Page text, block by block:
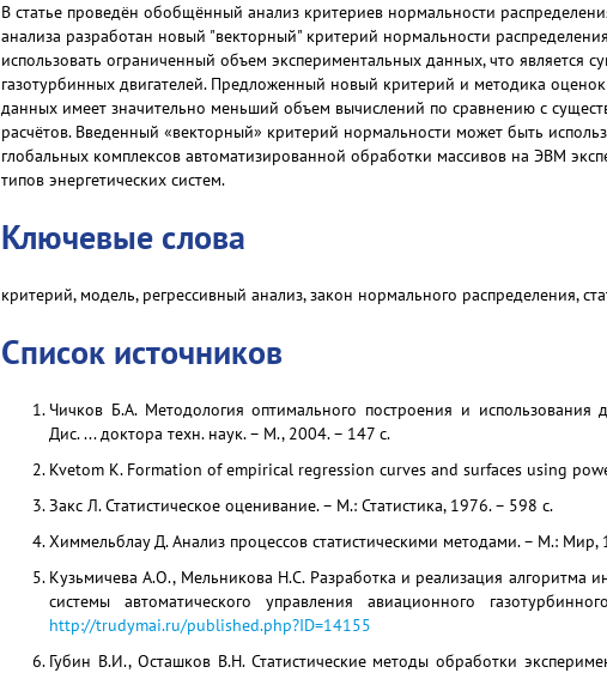
В статье проведён обобщённый анализ критериев нормальности
анализа разработан новый "векторный" критерий нормальности
использовать ограниченный объем экспериментальных данных, что
газотурбинных двигателей. Предложенный новый критерий и методика
данных имеет значительно меньший объем вычислений по сравнению с
расчётов. Введенный «векторный» критерий нормальности может быть
глобальных комплексов автоматизированной обработки массивов на ЭВМ
типов энергетических систем.
Ключевые слова
критерий, модель, регрессивный анализ, закон нормального распределения,
Список источников
Чичков Б.А. Методология оптимального построения и использования
Дис. ... доктора техн. наук. – М., 2004. – 147 c.
Kvetom K. Formation of empirical regression curves and surfaces using
Закс Л. Статистическое оценивание. – М.: Статистика, 1976. – 598 с.
Химмельблау Д. Анализ процессов статистическими методами. – М.: Мир,
Кузьмичева А.О., Мельникова Н.С. Разработка и реализация алгоритма
системы автоматического управления авиационного
http://trudymai.ru/published.php?ID=14155
Губин В.И., Осташков В.Н. Статистические методы обработки